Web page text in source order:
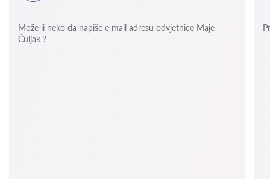
Može li neko da napiše e mail adresu odvjetnice Maje
Čuljak ?